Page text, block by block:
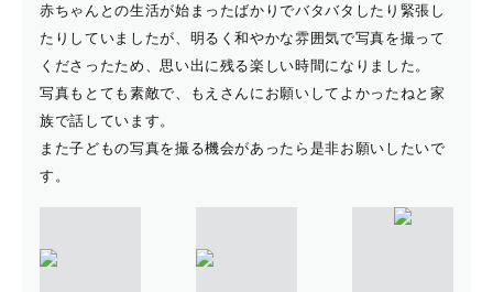
⛩️お宮参りや七五三をご検討の方へ
熱田神宮は外部のカメラマンの撮影を禁止しているため、
ラブグラフではお受けできません。
またご祈祷をされない神社で撮影のみ行うことはご遠慮く
ださい。
赤ちゃんとの生活が始まったばかりでバタバタしたり緊張し
たりしていましたが、明るく和やかな雰囲気で写真を撮って
くださったため、思い出に残る楽しい時間になりました。
写真もとても素敵で、もえさんにお願いしてよかったねと家
族で話しています。
また子どもの写真を撮る機会があったら是非お願いしたいで
す。